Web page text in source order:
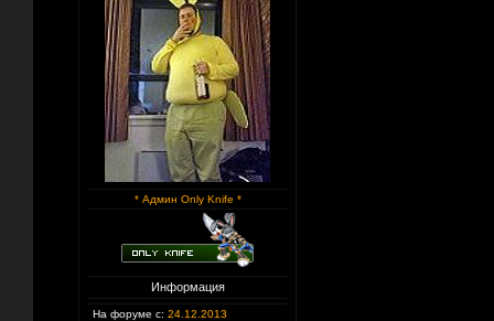
* Админ Only Knife *
Информация
На форуме с: 24.12.2013